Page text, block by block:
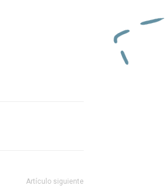
Artículo siguiente